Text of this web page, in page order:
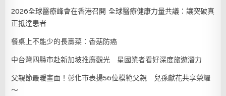
2026全球醫療峰會在香港召開 全球醫療健康力量共議：讓突破真
正抵達患者
餐桌上不能少的長壽菜：香菇防癌
中台灣四縣市赴新加坡推廣觀光 星國業者看好深度旅遊潛力
父親節最暖畫面！彰化市表揚56位模範父親 兒孫獻花共享榮耀
～